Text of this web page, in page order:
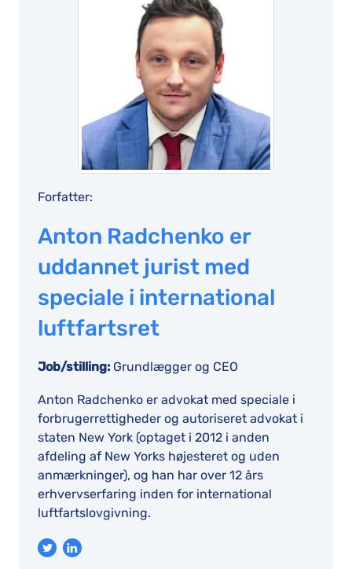
Forfatter:
Anton Radchenko er
uddannet jurist med
speciale i international
luftfartsret
Job/stilling: Grundlægger og CEO
Anton Radchenko er advokat med speciale i
forbrugerrettigheder og autoriseret advokat i
staten New York (optaget i 2012 i anden
afdeling af New Yorks højesteret og uden
anmærkninger), og han har over 12 års
erhvervserfaring inden for international
luftfartslovgivning.